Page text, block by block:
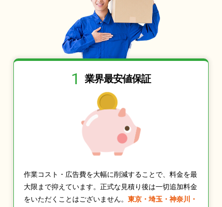
1 業界最安値保証
作業コスト・広告費を大幅に削減することで、料金を最
大限まで抑えています。正式な見積り後は一切追加料金
をいただくことはございません。 東京・埼玉・神奈川・